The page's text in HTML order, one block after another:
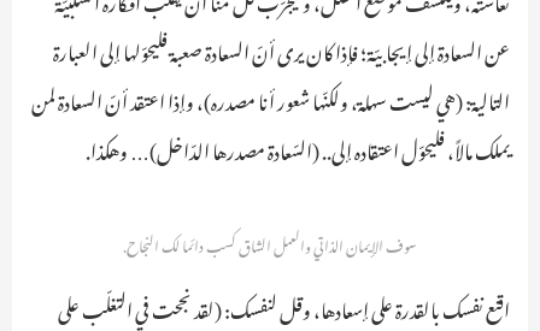
عن السعادة إلى إيجابيّة؛ فإذا كان يرى أنّ السعادة صعبة فليحوّلها إلى العبارة
التالية: (هي ليست سهلة، ولكنّها شعور أنا مصدره)، وإذا اعتقد أنّ السعادة لمن
يملك مالاً، فليحوّل اعتقاده إلى.. (السّعادة مصدرها الدّاخل)… وهكذا.
سوف الإيمان الذاتي والعمل الشاق كسب دائما لك النجاح.
اقنع نفسك بالقدرة على إسعادها، وقل لنفسك: (لقد نجحت في التغلّب على